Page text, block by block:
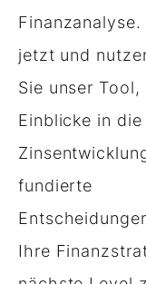
jetzt und
Sie unser
Einblicke in die
fundierte
Ihre